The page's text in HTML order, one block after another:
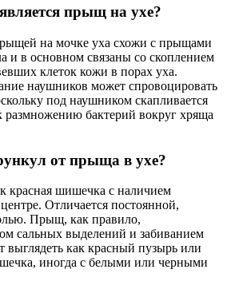
прыщ на ухе?
на мочке уха схожи с прыщами
и в основном связаны со скоплением
клеток кожи в порах уха.
наушников может спровоцировать
под наушником скапливается
размножению бактерий вокруг хряща
от прыща в ухе?
красная шишечка с наличием
Отличается постоянной,
Прыщ, как правило,
сальных выделений и забиванием
как красный пузырь или
иногда с белыми или черными